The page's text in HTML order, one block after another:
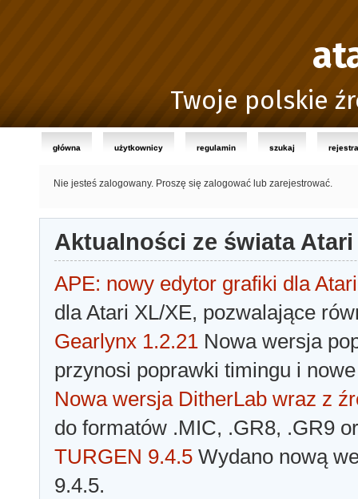
Twoje polskie
główna użytkownicy regulamin szukaj
Nie jesteś zalogowany. Proszę się zalogować lub zarejestrować.
Aktualności ze świata Atari
APE: nowy edytor grafiki dla Atari
dla Atari XL/XE, pozwalające
Gearlynx 1.2.21 Nowa wersja
przynosi poprawki timingu i
Nowa wersja DitherLab wraz z
do formatów .MIC, .GR8, .GR9
TURGEN 9.4.5 Wydano nową
9.4.5.